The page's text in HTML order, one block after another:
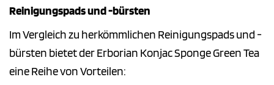
Reinigungspads und -bürsten
Im Vergleich zu herkömmlichen Reinigungspads und -
bürsten bietet der Erborian Konjac Sponge Green Tea
eine Reihe von Vorteilen: